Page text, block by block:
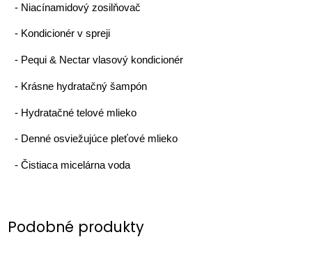
- Niacínamidový zosilňovač
- Kondicionér v spreji
- Pequi & Nectar vlasový kondicionér
- Krásne hydratačný šampón
- Hydratačné telové mlieko
- Denné osviežujúce pleťové mlieko
-Čistiaca micelárna voda
Podobné produkty